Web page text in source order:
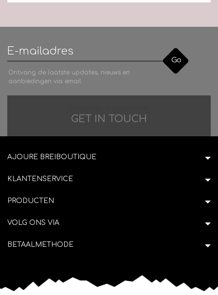
Go
Ontvang de laatste updates, nieuws en
aanbiedingen via email
GET IN TOUCH
AJOURE BREIBOUTIQUE
KLANTENSERVICE
PRODUCTEN
VOLG ONS VIA
BETAALMETHODE